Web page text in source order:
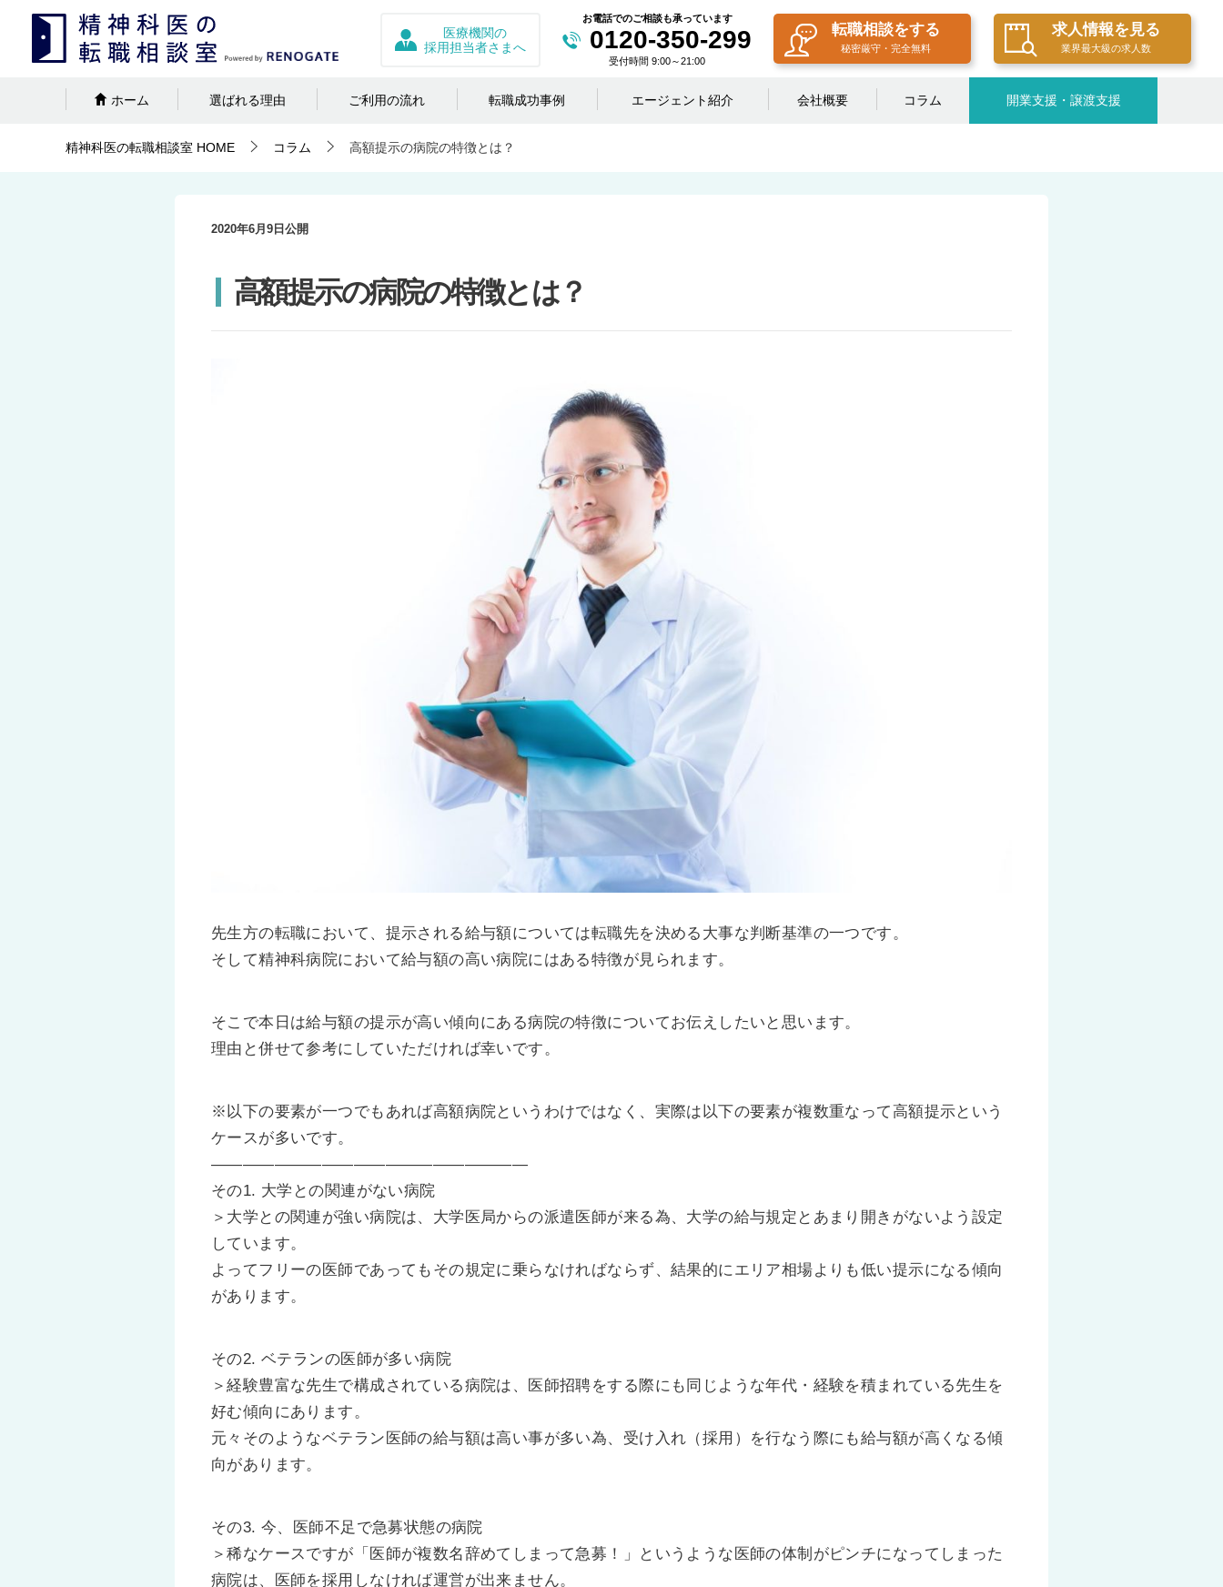
転職相談をする
秘密厳守・完全無料
求人情報を見る
業界最大級の求人数
お電話でのご相談も承っています
0120-350-299
受付時間 9:00～21:00
医療機関の
採用担当者さまへ
ホーム 選ばれる理由 ご利用の流れ 転職成功事例 エージェント紹介 会社概要 コラム 開業支援・譲渡支援
精神科医の転職相談室 HOME コラム 高額提示の病院の特徴とは？
2020年6月9日 公開
高額提示の病院の特徴とは？
先生方の転職において、提示される給与額については転職先を決める大事な判断基準の一つです。
そして精神科病院において給与額の高い病院にはある特徴が見られます。
そこで本日は給与額の提示が高い傾向にある病院の特徴についてお伝えしたいと思います。
理由と併せて参考にしていただければ幸いです。
※以下の要素が一つでもあれば高額病院というわけではなく、実際は以下の要素が複数重なって高額提示という
ケースが多いです。
————————————————————
その1. 大学との関連がない病院
＞大学との関連が強い病院は、大学医局からの派遣医師が来る為、大学の給与規定とあまり開きがないよう設定
しています。
よってフリーの医師であってもその規定に乗らなければならず、結果的にエリア相場よりも低い提示になる傾向
があります。
その2. ベテランの医師が多い病院
＞経験豊富な先生で構成されている病院は、医師招聘をする際にも同じような年代・経験を積まれている先生を
好む傾向にあります。
元々そのようなベテラン医師の給与額は高い事が多い為、受け入れ（採用）を行なう際にも給与額が高くなる傾
向があります。
その3. 今、医師不足で急募状態の病院
＞稀なケースですが「医師が複数名辞めてしまって急募！」というような医師の体制がピンチになってしまった
病院は、医師を採用しなければ運営が出来ません。